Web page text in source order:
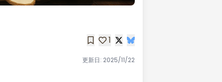
1
更新日: 2025/11/22